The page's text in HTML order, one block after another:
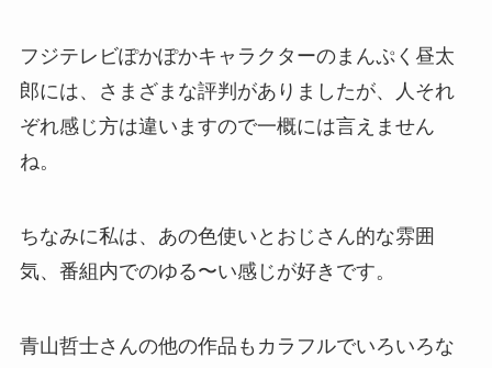
フジテレビぽかぽかキャラクターのまんぷく昼太
郎には、さまざまな評判がありましたが、人それ
ぞれ感じ方は違いますので一概には言えません
ね。
ちなみに私は、あの色使いとおじさん的な雰囲
気、番組内でのゆる〜い感じが好きです。
青山哲士さんの他の作品もカラフルでいろいろな